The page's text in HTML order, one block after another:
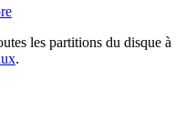
les partitions du disque à
.